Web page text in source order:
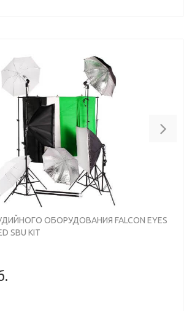
ОБОРУДОВАНИЯ FALCON EYES
SBU KIT